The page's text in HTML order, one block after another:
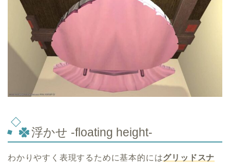
浮かせ -floating height-
わかりやすく表現するために基本的にはグリッドスナ